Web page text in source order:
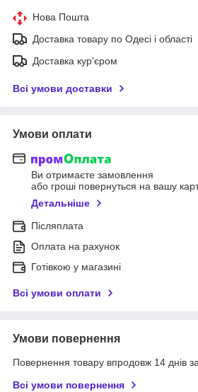
Нова Пошта
Доставка товару по Одесі і області
Доставка кур'єром
Всі умови доставки
Умови оплати
Ви отримаєте замовлення
або гроші повернуться на вашу
Детальніше
Післяплата
Оплата на рахунок
Готівкою у магазині
Всі умови оплати
Умови повернення
Повернення товару впродовж 14 днів
Всі умови повернення